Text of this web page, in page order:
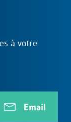
à votre
Email